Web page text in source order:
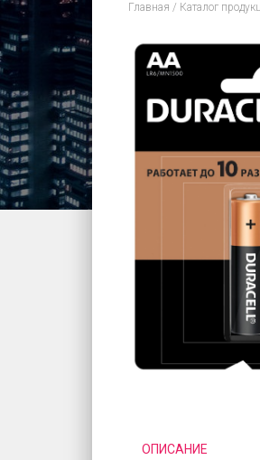
Главная / Каталог
ОПИСАНИЕ